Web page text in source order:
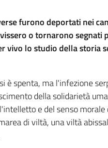
furono deportati nei
o tornarono segnati
vivo lo studio della storia
è spenta, ma l'infezione
della solidarietà
e del senso
di viltà, una viltà